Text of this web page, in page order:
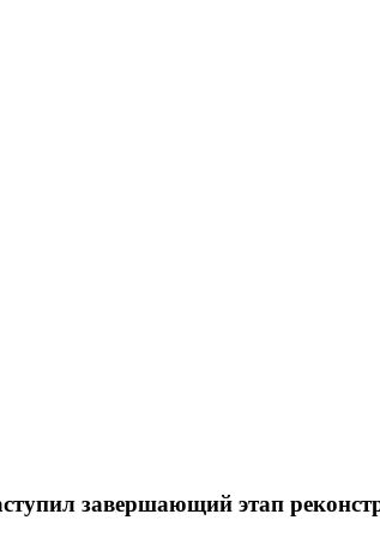
завершающий этап